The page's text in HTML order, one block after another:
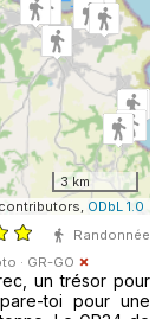
3 km
contributors, ODbL 1.0
Randonnée
· GR-GO
un trésor pour
toi pour une